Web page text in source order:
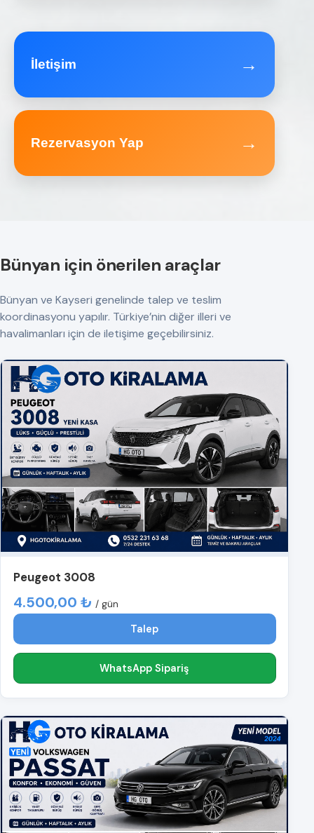
İletişim →
Rezervasyon Yap →
Bünyan için önerilen araçlar
Bünyan ve Kayseri genelinde talep ve teslim
koordinasyonu yapılır. Türkiye’nin diğer illeri ve
havalimanları için de iletişime geçebilirsiniz.
Peugeot 3008
4.500,00 ₺ / gün
Talep
WhatsApp Sipariş